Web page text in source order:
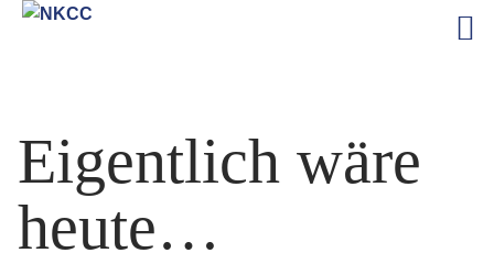
springen
Eigentlich wäre
heute…